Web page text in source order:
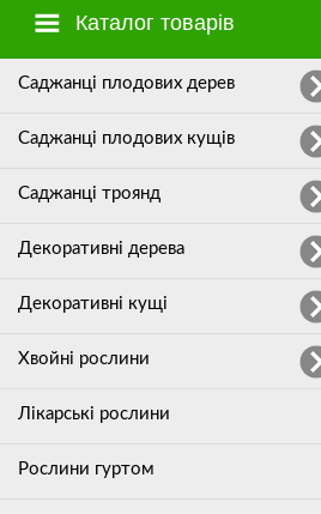
Каталог товарів
Cаджанці плодових дерев
Саджанці плодових кущів
Саджанці троянд
Декоративні дерева
Декоративні кущі
Хвойні рослини
Лікарські рослини
Рослини гуртом